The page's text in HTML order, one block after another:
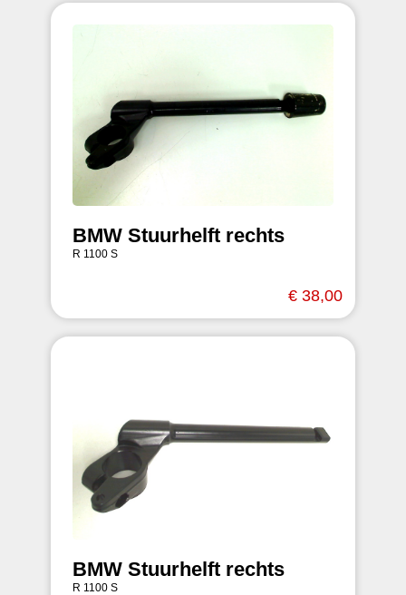
BMW Stuurhelft rechts
R 1100 S
€ 38,00
BMW Stuurhelft rechts
R 1100 S